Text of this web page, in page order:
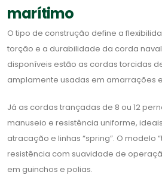
marítimo
O tipo de construção define a
torção e a durabilidade da corda
disponíveis estão as cordas torcidas
amplamente usadas em amarrações
Já as cordas trançadas de 8 ou 12
manuseio e resistência uniforme,
atracação e linhas “spring”. O modelo
resistência com suavidade de
em guinchos e polias.